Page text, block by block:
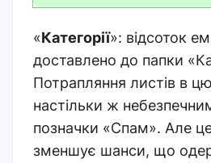
«Категорії»: відсоток
доставлено до папки
Потрапляння листів в
настільки ж
позначки «Спам». Але
зменшує шанси, що